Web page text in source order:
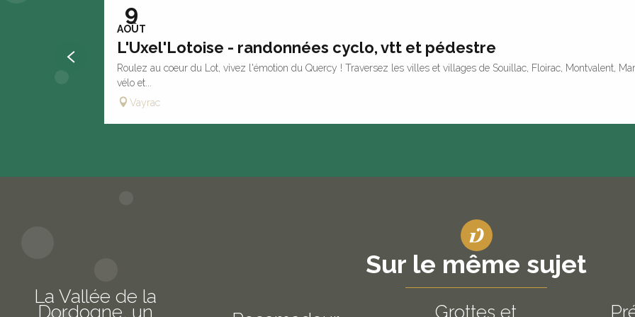
9
AOÛT
L'Uxel'Lotoise - randonnées cyclo, vtt et pédestre
Roulez au coeur du Lot, vivez l'émotion du Quercy ! Traversez les villes et villages de Souillac, Floirac, Montvalent,
vélo et...
Vayrac
Sur le même sujet
La Vallée de la
Dordogne, un Grottes et